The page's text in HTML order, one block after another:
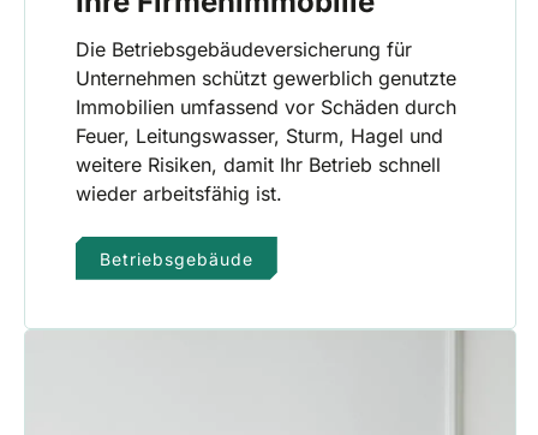
Die Betriebsgebäudeversicherung für
Unternehmen schützt gewerblich genutzte
Immobilien umfassend vor Schäden durch
Feuer, Leitungswasser, Sturm, Hagel und
weitere Risiken, damit Ihr Betrieb schnell
wieder arbeitsfähig ist.
Betriebsgebäude